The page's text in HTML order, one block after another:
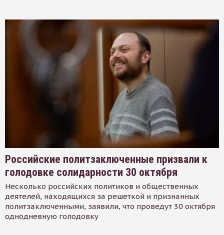
Российские политзаключенные призвали к
голодовке солидарности 30 октября
Несколько российских политиков и общественных
деятелей, находящихся за решеткой и признанных
политзаключенными, заявили, что проведут 30 октября
однодневную голодовку